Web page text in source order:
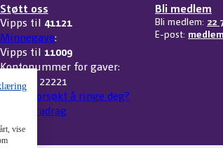
Støtt oss
Vipps til 41121
Minnegave:
Vipps til 11009
Kontonummer for gaver:
3207 32 22221
Har vi forsøkt å ringe deg?
Skattefradrag
Bli medlem
Bli medlem: 22
E-post:
vise